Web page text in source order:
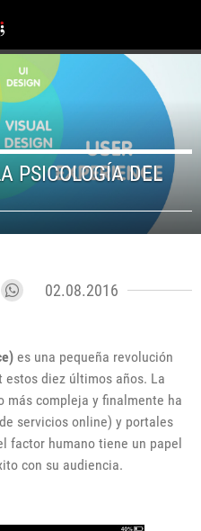
PSICOLOGÍA DEL
02.08.2016
es una pequeña revolución
diez últimos años. La
más compleja y finalmente ha
servicios online) y portales
factor humano tiene un papel
con su audiencia.